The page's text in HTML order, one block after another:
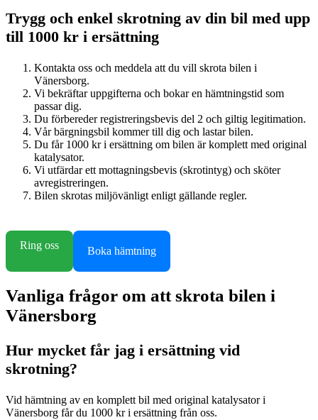
Trygg och enkel skrotning av din bil med upp
till 1000 kr i ersättning
Kontakta oss och meddela att du vill skrota bilen i
Vänersborg.
Vi bekräftar uppgifterna och bokar en hämtningstid som
passar dig.
Du förbereder registreringsbevis del 2 och giltig legitimation.
Vår bärgningsbil kommer till dig och lastar bilen.
Du får 1000 kr i ersättning om bilen är komplett med original
katalysator.
Vi utfärdar ett mottagningsbevis (skrotintyg) och sköter
avregistreringen.
Bilen skrotas miljövänligt enligt gällande regler.
Ring oss Boka hämtning
Vanliga frågor om att skrota bilen i
Vänersborg
Hur mycket får jag i ersättning vid
skrotning?
Vid hämtning av en komplett bil med original katalysator i
Vänersborg får du 1000 kr i ersättning från oss.